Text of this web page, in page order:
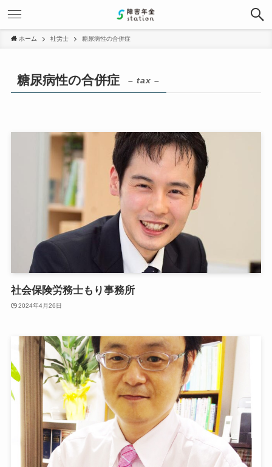
ホーム 社労士 糖尿病性の合併症
糖尿病性の合併症 – tax –
社会保険労務士もり事務所
2024年4月26日